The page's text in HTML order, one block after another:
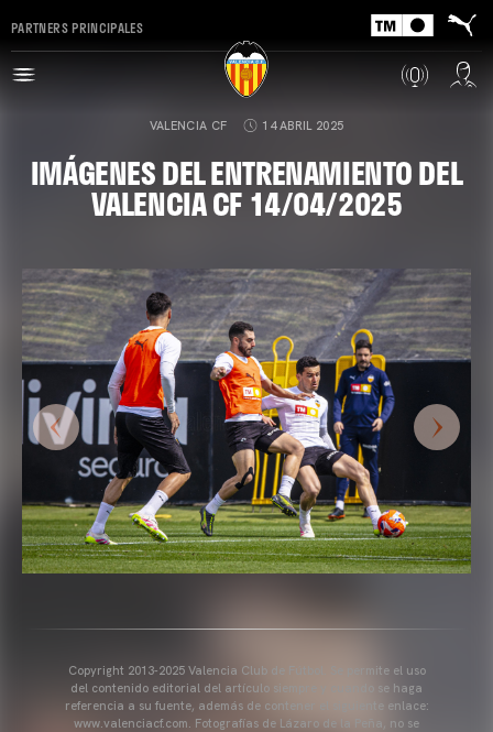
PARTNERS PRINCIPALES
VALENCIA CF 14 ABRIL 2025
IMÁGENES DEL ENTRENAMIENTO DEL
VALENCIA CF 14/04/2025
Copyright 2013-2025 Valencia Club de Fútbol. Se permite el uso
del contenido editorial del artículo siempre y cuando se haga
referencia a su fuente, además de contener el siguiente enlace:
www.valenciacf.com. Fotografías de Lázaro de la Peña, no se